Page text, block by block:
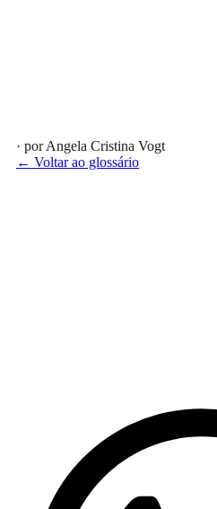
· por Angela Cristina Vogt
← Voltar ao glossário